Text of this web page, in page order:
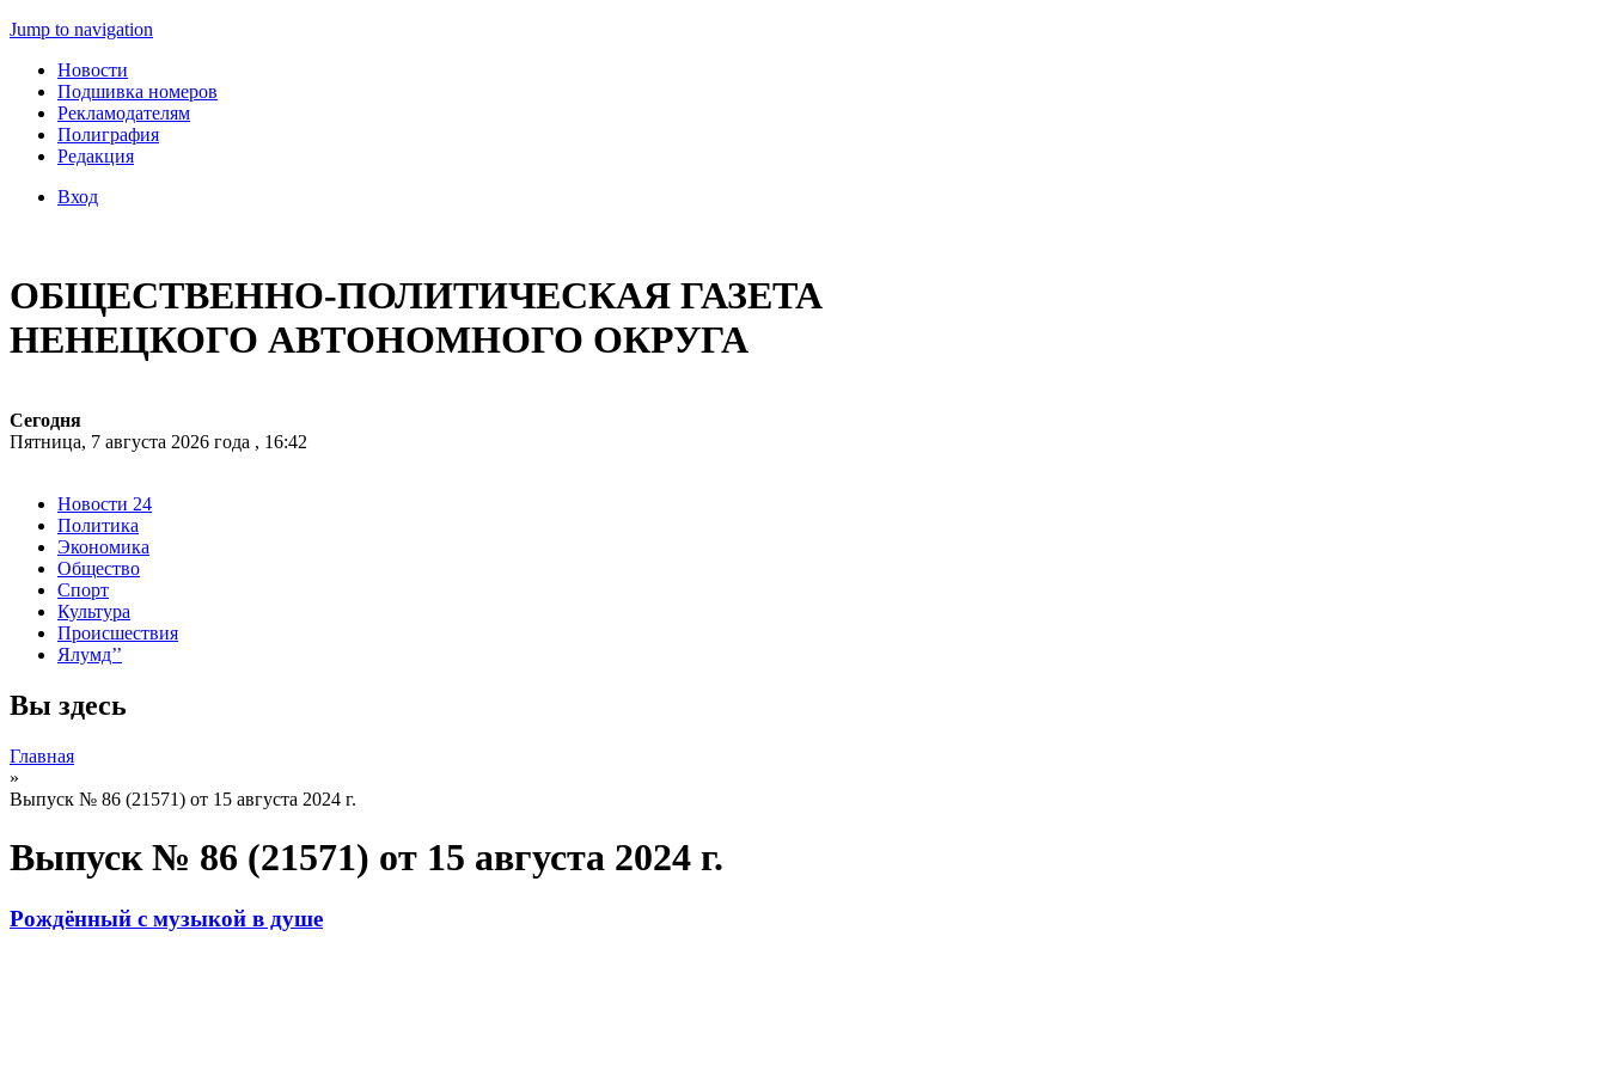
Jump to navigation
Новости
Подшивка номеров
Рекламодателям
Полиграфия
Редакция
Вход
ОБЩЕСТВЕННО-ПОЛИТИЧЕСКАЯ ГАЗЕТА
НЕНЕЦКОГО АВТОНОМНОГО ОКРУГА
Сегодня
Пятница, 7 августа 2026 года , 16:42
Новости 24
Политика
Экономика
Общество
Спорт
Культура
Происшествия
Ялумд’’
Вы здесь
Главная
»
Выпуск № 86 (21571) от 15 августа 2024 г.
Выпуск № 86 (21571) от 15 августа 2024 г.
Рождённый с музыкой в душе